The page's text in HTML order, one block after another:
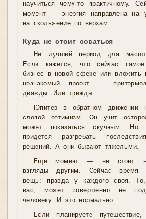
научиться чему-то практичному.
момент — энергия направлена на
на скольжение по верхам.
Куда не стоит соваться
Не лучший период для
Если кажется, что сейчас
бизнес в новой сфере или вложить
незнакомый проект —
дважды. Или трижды.
Юпитер в обратном движении
слепой оптимизм. Он учит
может показаться скучным.
придется разгребать
решений. А они бывают тяжелыми.
Еще момент — не стоит
взгляды другим. Сейчас время
вещь: правда у каждого своя.
вас, может совершенно не
человеку. И это нормально.
Если планируете